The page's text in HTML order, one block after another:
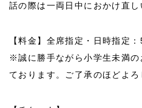
話の際は一両日中におかけ直し
【料金】全席指定・日時指定
※誠に勝手ながら小学生未満
ております。ご了承のほどよろ